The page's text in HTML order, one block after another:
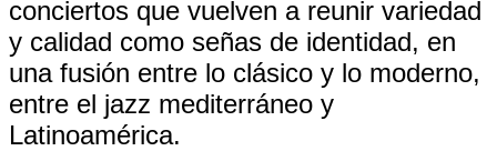
conciertos que vuelven a reunir variedad
y calidad como señas de identidad, en
una fusión entre lo clásico y lo moderno,
entre el jazz mediterráneo y
Latinoamérica.